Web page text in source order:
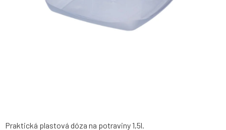
Praktická plastová dóza na potraviny 1,5l.